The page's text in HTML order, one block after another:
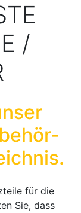
/
für die
Sie, dass